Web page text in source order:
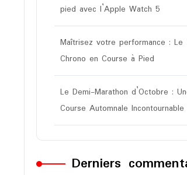
pied avec l’Apple Watch 5
Maîtrisez votre performance : Le
Chrono en Course à Pied
Le Demi-Marathon d’Octobre :
Course Automnale Incontournable
Derniers